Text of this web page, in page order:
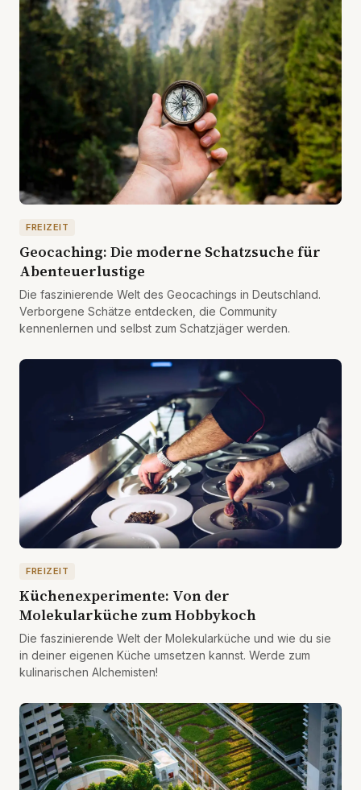
FREIZEIT
Geocaching: Die moderne Schatzsuche für
Abenteuerlustige
Die faszinierende Welt des Geocachings in Deutschland.
Verborgene Schätze entdecken, die Community
kennenlernen und selbst zum Schatzjäger werden.
FREIZEIT
Küchenexperimente: Von der
Molekularküche zum Hobbykoch
Die faszinierende Welt der Molekularküche und wie du sie
in deiner eigenen Küche umsetzen kannst. Werde zum
kulinarischen Alchemisten!